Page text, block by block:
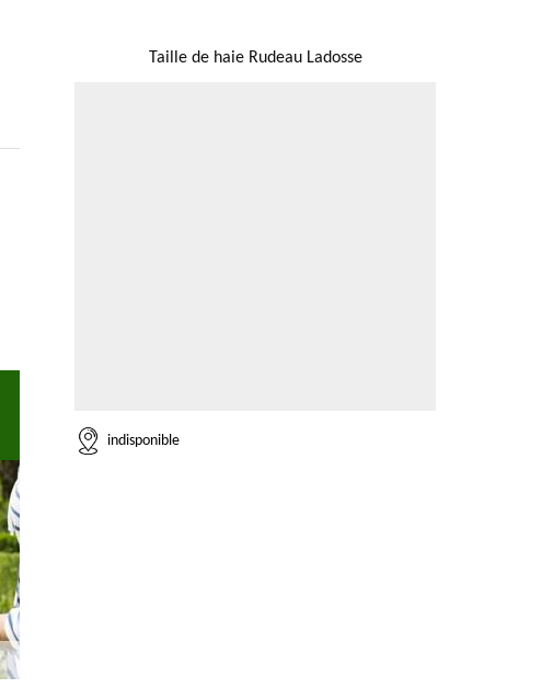
Taille de haie Rudeau Ladosse
indisponible